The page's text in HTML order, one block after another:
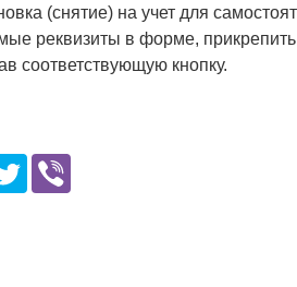
(снятие) на учет для
реквизиты в форме, прикрепить
соответствующую кнопку.